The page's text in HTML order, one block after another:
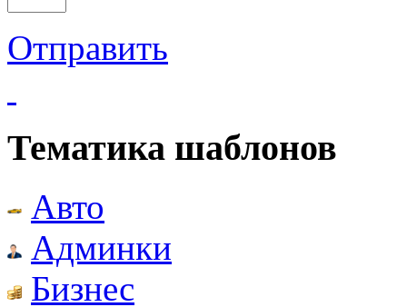
Отправить
Тематика шаблонов
Авто
Админки
Бизнес